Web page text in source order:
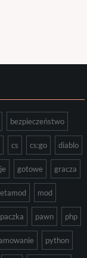
bezpieczeństwo
cs cs:go diablo
gotowe gracza
mod
paczka pawn php
python